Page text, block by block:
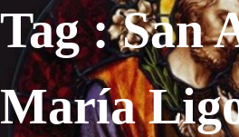
Tag : San
María